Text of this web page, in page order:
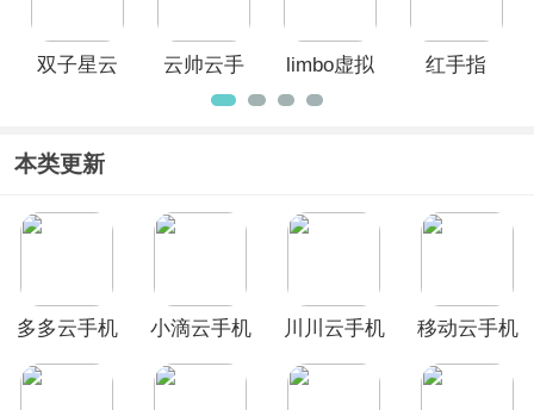
双子星云
云帅云手
机官方最
limbo虚拟
机
红手指
本类更新
多多云手机
小滴云手机
川川云手机
移动云手机